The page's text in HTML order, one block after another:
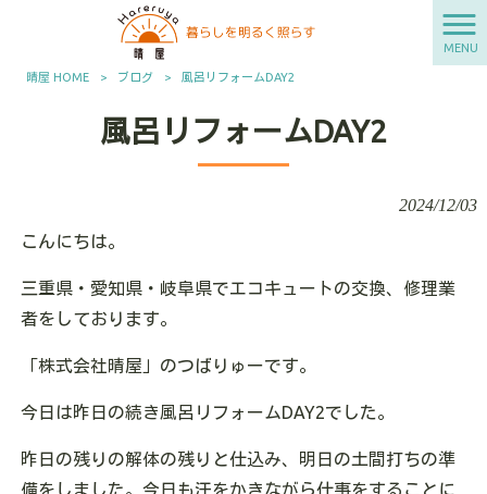
MENU
晴屋 HOME > ブログ > 風呂リフォームDAY2
風呂リフォームDAY2
2024/12/03
こんにちは。
三重県・愛知県・岐阜県でエコキュートの交換、修理業
者をしております。
「株式会社晴屋」のつばりゅーです。
今日は昨日の続き風呂リフォームDAY2でした。
昨日の残りの解体の残りと仕込み、明日の土間打ちの準
備をしました。今日も汗をかきながら仕事をすることに